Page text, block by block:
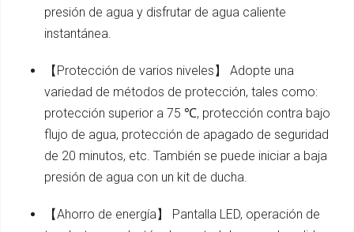
presión de agua y disfrutar de agua caliente
instantánea.
【Protección de varios niveles】 Adopte una
variedad de métodos de protección, tales como:
protección superior a 75 ℃, protección contra bajo
flujo de agua, protección de apagado de seguridad
de 20 minutos, etc. También se puede iniciar a baja
presión de agua con un kit de ducha.
【Ahorro de energía】 Pantalla LED, operación de